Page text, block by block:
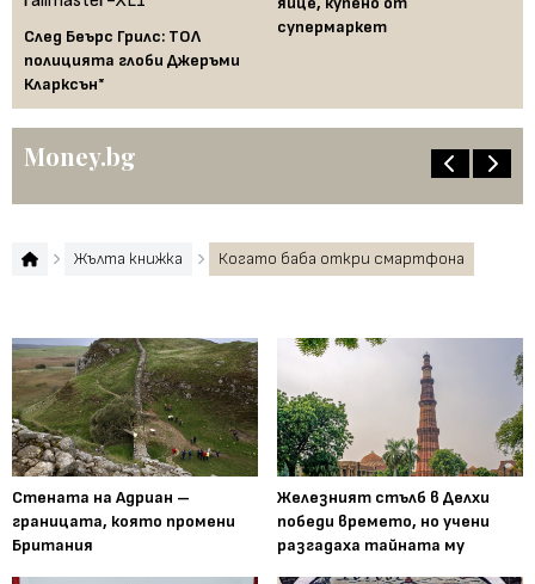
След Беърс Грилс: ТОЛ
полицията глоби Джеръми
Кларксън*
супермаркет
Money.bg
Жълта книжка Когато баба откри смартфона
Стената на Адриан –
границата, която промени
Британия
Железният стълб в Делхи
победи времето, но учени
разгадаха тайната му